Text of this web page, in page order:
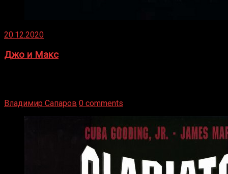
20.12.2020
Джо и Макс
Владимир Сапаров 0 comments